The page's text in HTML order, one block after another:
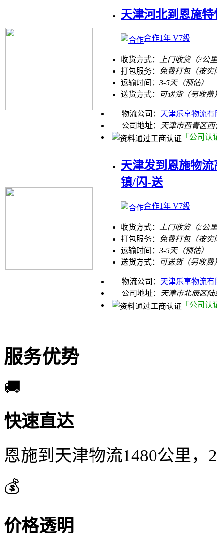
天津河北到恩施
合作1年 V7级
收货方式：
上门收货（3公
打包服务：
免费打包（按实
运输时间： 3-5天（预估）
送货方式：
可送货（另收费
物流公司： 天津乐享物流有
公司地址：
天津市西青区
「公司认
天津发到恩施物
镇/闪-送
合作1年 V7级
收货方式：
上门收货（3公
打包服务：
免费打包（按实
运输时间： 3-5天（预估）
送货方式：
可送货（另收费
物流公司： 天津乐享物流有
公司地址：
天津市北辰区
「公司认
服务优势
🚚
快速直达
恩施到天津物流1480公里
💰
价格透明